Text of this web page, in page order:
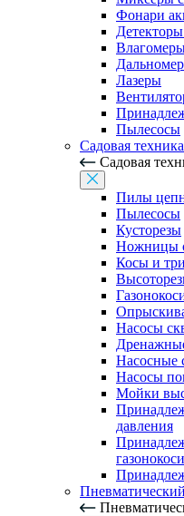
Фонари
Лазеры
Пылесосы
Садовая
Садовая
Пилы
Пылесосы
Кусторезы
Ножницы
Косы и
Насосы
Насосные
Насосы
Мойки
давления